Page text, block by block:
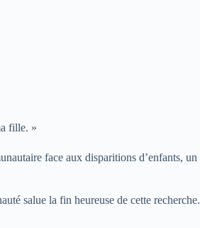
fille. »
face aux disparitions d’enfants, un
salue la fin heureuse de cette recherche.